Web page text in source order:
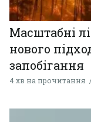
Масштабні
нового
запобігання
4 хв на прочитання